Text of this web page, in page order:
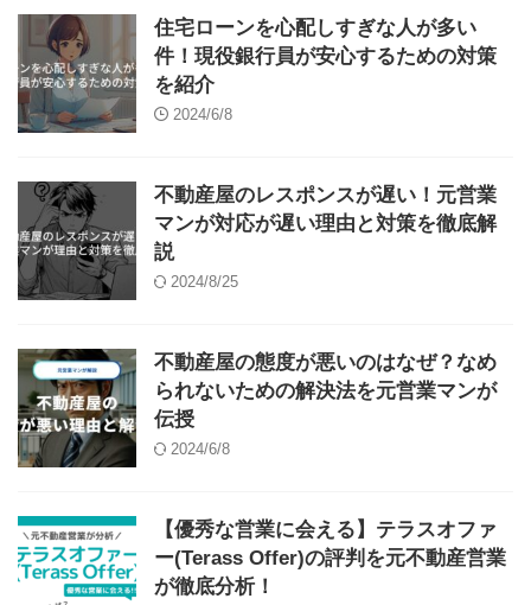
住宅ローンを心配しすぎな人が多い
件！現役銀行員が安心するための対策
を紹介
2024/6/8
不動産屋のレスポンスが遅い！元営業
マンが対応が遅い理由と対策を徹底解
説
2024/8/25
不動産屋の態度が悪いのはなぜ？なめ
られないための解決法を元営業マンが
伝授
2024/6/8
【優秀な営業に会える】テラスオファ
ー(Terass Offer)の評判を元不動産営業
が徹底分析！